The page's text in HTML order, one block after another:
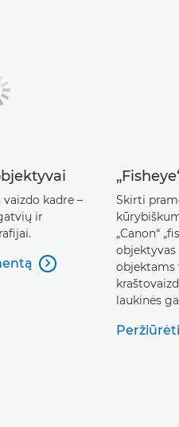
kadre –
ir

Skirti
„Canon“
objektams
laukinės